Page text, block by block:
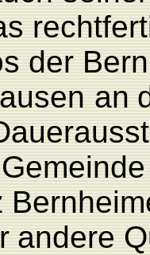
der
an
andere